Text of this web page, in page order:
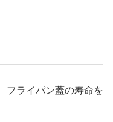
フライパン蓋の寿命を